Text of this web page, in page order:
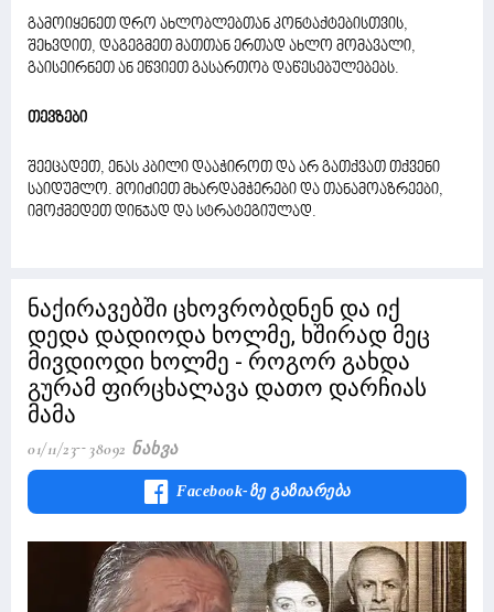
გამოიყენეთ დრო ახლობლებთან კონტაქტებისთვის,
შეხვდით, დაგეგმეთ მათთან ერთად ახლო მომავალი,
გაისეირნეთ ან ეწვიეთ გასართობ დაწესებულებებს.
თევზები
შეეცადეთ, ენას კბილი დააჭიროთ და არ გათქვათ თქვენი
საიდუმლო. მოიძიეთ მხარდამჭერები და თანამოაზრეები,
იმოქმედეთ დინჯად და სტრატეგიულად.
ნაქირავებში ცხოვრობდნენ და იქ
დედა დადიოდა ხოლმე, ხშირად მეც
მივდიოდი ხოლმე - როგორ გახდა
გურამ ფირცხალავა დათო დარჩიას
მამა
01/11/23 38092 Ნახვა
Facebook-Ზე Გაზიარება